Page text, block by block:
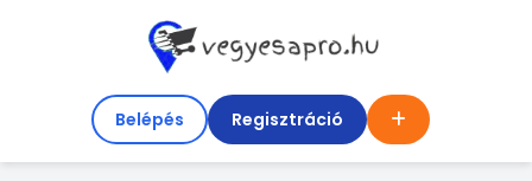
Belépés Regisztráció